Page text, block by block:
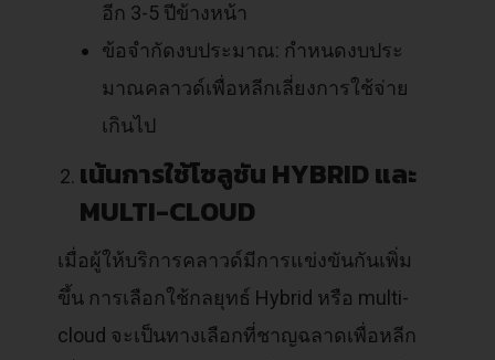
อีก 3-5 ปีข้างหน้า
ข้อจำกัดงบประมาณ: กำหนดงบประ
มาณคลาวด์เพื่อหลีกเลี่ยงการใช้จ่าย
เกินไป
เน้นการใช้โซลูชัน HYBRID และ
MULTI-CLOUD
เมื่อผู้ให้บริการคลาวด์มีการแข่งขันกันเพิ่ม
ขึ้น การเลือกใช้กลยุทธ์ Hybrid หรือ multi-
cloud จะเป็นทางเลือกที่ชาญฉลาดเพื่อหลีก